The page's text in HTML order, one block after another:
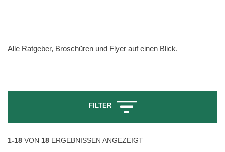
Alle Ratgeber, Broschüren und Flyer auf einen Blick.
FILTER
1-18 VON 18 ERGEBNISSEN ANGEZEIGT